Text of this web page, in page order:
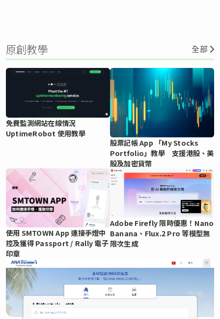
原創教學 全部
免費監測網站在線情況
UptimeRobot 使用教學
股票記帳 App 「My Stocks
Portfolio」教學 支援港股、美
股及加密貨幣
使用 SMTOWN App 連接手燈中
控及獲得 Passport / Rally 電子
印章
Adobe Firefly 限時優惠！Nano
Banana、Flux.2 Pro 等模型無
限次生成